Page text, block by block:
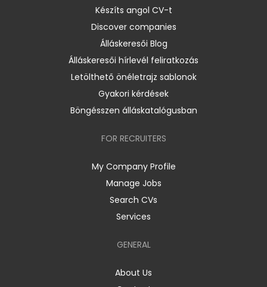
Készíts angol CV-t
Discover companies
Álláskeresői Blog
Álláskeresői hírlevél feliratkozás
Letölthető önéletrajz sablonok
Gyakori kérdések
Böngésszen álláskatalógusban
FOR RECRUITERS
My Company Profile
Manage Jobs
Search CVs
Services
GENERAL
About Us